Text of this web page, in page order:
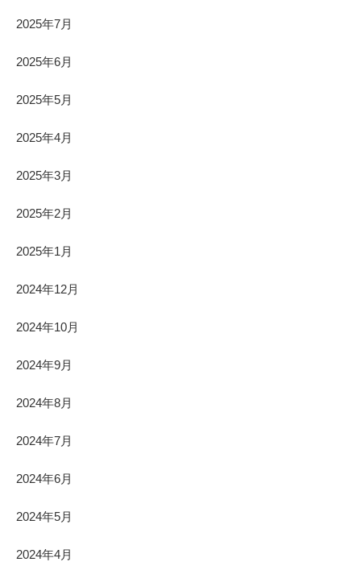
2025年7月
2025年6月
2025年5月
2025年4月
2025年3月
2025年2月
2025年1月
2024年12月
2024年10月
2024年9月
2024年8月
2024年7月
2024年6月
2024年5月
2024年4月